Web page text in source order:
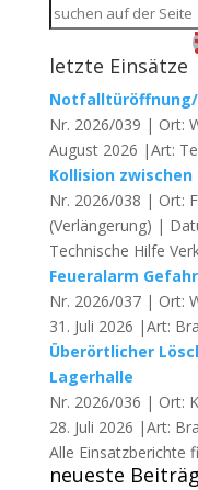
letzte Einsätze
Notfalltüröffnung/
Nr. 2026/039 | Ort:
August 2026 |Art:
Kollision zwischen
Nr. 2026/038 | Ort:
(Verlängerung) |
Technische Hilfe
Feueralarm
Nr. 2026/037 | Ort:
31. Juli 2026 |Art:
Überörtlicher
Lagerhalle
Nr. 2026/036 | Ort:
28. Juli 2026 |Art:
Alle Einsatzberichte
neueste